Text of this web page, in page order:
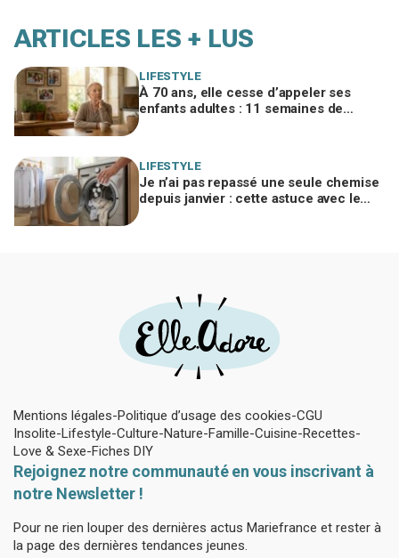
ARTICLES LES + LUS
LIFESTYLE
À 70 ans, elle cesse d’appeler ses
enfants adultes : 11 semaines de
LIFESTYLE
Je n’ai pas repassé une seule chemise
depuis janvier : cette astuce avec le
Mentions légales Politique d’usage des cookies CGU
Insolite Lifestyle Culture Nature Famille Cuisine Recettes
Love & Sexe Fiches DIY
Rejoignez notre communauté en vous inscrivant à
notre Newsletter !
Pour ne rien louper des dernières actus Mariefrance et rester à
la page des dernières tendances jeunes.